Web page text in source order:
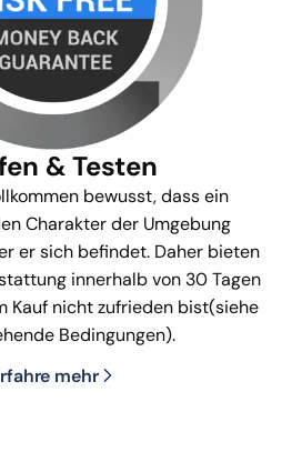
& Testen
bewusst, dass ein
Charakter der Umgebung
er sich befindet. Daher bieten
innerhalb von 30 Tagen
Kauf nicht zufrieden bist(siehe
Bedingungen).
mehr